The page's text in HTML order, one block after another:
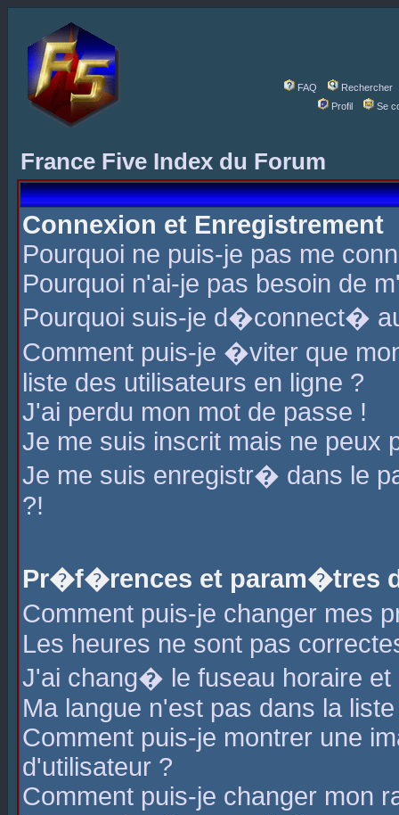
FAQ
Rechercher
Profil
Se
France Five Index du Forum
Connexion et Enregistrement
Pourquoi ne puis-je pas me
Pourquoi n'ai-je pas besoin de
Pourquoi suis-je d�connect�
Comment puis-je �viter que
liste des utilisateurs en ligne ?
J'ai perdu mon mot de passe !
Je me suis inscrit mais ne peux
Je me suis enregistr� dans le
?!
Pr�f�rences et param�tres
Comment puis-je changer mes
Les heures ne sont pas
J'ai chang� le fuseau horaire
Ma langue n'est pas dans la
Comment puis-je montrer une
d'utilisateur ?
Comment puis-je changer mon